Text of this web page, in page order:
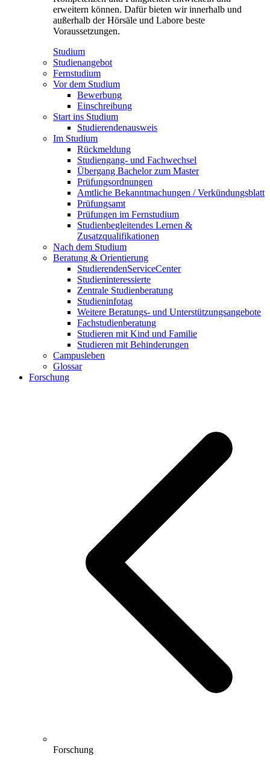
erweitern können. Dafür bieten wir innerhalb und
außerhalb der Hörsäle und Labore beste
Voraussetzungen.
Studium
Studienangebot
Fernstudium
Vor dem Studium
Bewerbung
Einschreibung
Start ins Studium
Studierendenausweis
Im Studium
Rückmeldung
Studiengang- und Fachwechsel
Übergang Bachelor zum Master
Prüfungsordnungen
Amtliche Bekanntmachungen / Verkündungsblatt
Prüfungsamt
Prüfungen im Fernstudium
Studienbegleitendes Lernen &
Zusatzqualifikationen
Nach dem Studium
Beratung & Orientierung
StudierendenServiceCenter
Studieninteressierte
Zentrale Studienberatung
Studieninfotag
Weitere Beratungs- und Unterstützungsangebote
Fachstudienberatung
Studieren mit Kind und Familie
Studieren mit Behinderungen
Campusleben
Glossar
Forschung
Forschung